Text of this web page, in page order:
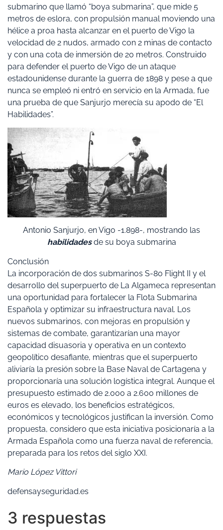
submarino que llamó “boya submarina”, que mide 5
metros de eslora, con propulsión manual moviendo una
hélice a proa hasta alcanzar en el puerto de Vigo la
velocidad de 2 nudos, armado con 2 minas de contacto
y con una cota de inmersión de 20 metros. Construido
para defender el puerto de Vigo de un ataque
estadounidense durante la guerra de 1898 y pese a que
nunca se empleó ni entró en servicio en la Armada, fue
una prueba de que Sanjurjo merecía su apodo de “El
Habilidades”.
Antonio Sanjurjo, en Vigo -1.898-, mostrando las
habilidadesde su boya submarina
Conclusión
La incorporación de dos submarinos S-80 Flight II y el
desarrollo del superpuerto de La Algameca representan
una oportunidad para fortalecer la Flota Submarina
Española y optimizar su infraestructura naval. Los
nuevos submarinos, con mejoras en propulsión y
sistemas de combate, garantizarían una mayor
capacidad disuasoria y operativa en un contexto
geopolítico desafiante, mientras que el superpuerto
aliviaría la presión sobre la Base Naval de Cartagena y
proporcionaría una solución logística integral. Aunque el
presupuesto estimado de 2.000 a 2.600 millones de
euros es elevado, los beneficios estratégicos,
económicos y tecnológicos justifican la inversión. Como
propuesta, considero que esta iniciativa posicionaría a la
Armada Española como una fuerza naval de referencia,
preparada para los retos del siglo XXI.
Mario López Vittori
defensayseguridad.es
3 respuestas